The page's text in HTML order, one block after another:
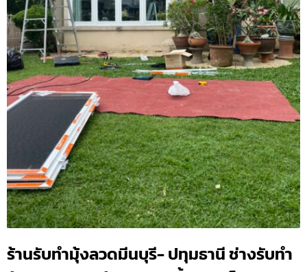
ร้านรับทำมุ้งลวดมีนบุรี- ปทุมธานี ช่างรับทำ